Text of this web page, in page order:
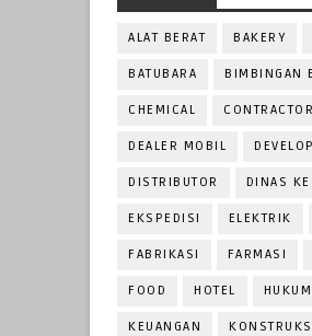
ALAT BERAT BAKERY
BATUBARA BIMBINGAN
CHEMICAL CONTRACTOR
DEALER MOBIL
DISTRIBUTOR DINAS
EKSPEDISI ELEKTRIK
FABRIKASI FARMASI
FOOD HOTEL HUKUM
KEUANGAN